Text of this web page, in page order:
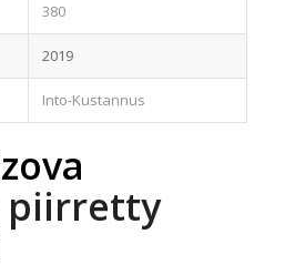
380
2019
Into-Kustannus
piirretty